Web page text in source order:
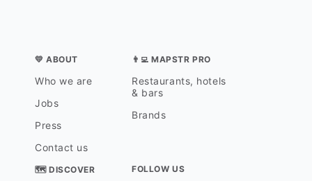
💛 ABOUT
Who we are
Jobs
Press
Contact us
👨‍💻 MAPSTR PRO
Restaurants, hotels
& bars
Brands
🗺 DISCOVER FOLLOW US